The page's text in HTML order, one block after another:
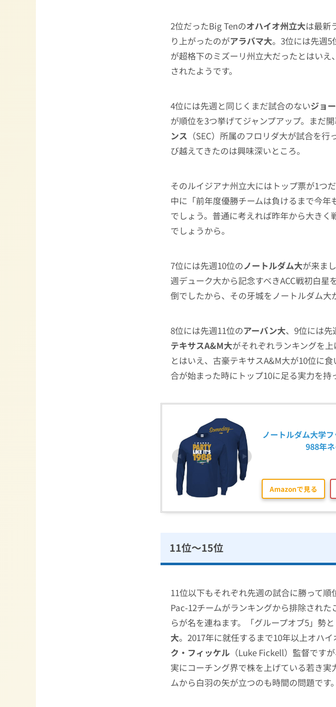
2位だったBig Tenのオハイオ州立大は最新
り上がったのがアラバマ大。3位には先週5
が超格下のミズーリ州立大だったとはい
されたようです。
4位には先週と同じくまだ試合のないジョ
が順位を3つ挙げてジャンプアップ。まだ
ンス （SEC）所属のフロリダ大が試合を行
び越えてきたのは興味深いところ。
そのルイジアナ州立大にはトップ票が1つ
中に「前年度優勝チームは負けるまで今
でしょう。普通に考えれば昨年から大き
でしょうから。
7位には先週10位のノートルダム大が来ま
週デューク大から記念すべきACC戦初白星
倒でしたから、その牙城をノートルダム大
8位には先週11位のアーバン大、9位には先
テキサスA&M大がそれぞれランキングを
とはいえ、古豪テキサスA&M大が10位に
合が始まった時にトップ10に足る実力を持
ノートルダム大学
988年
Amazonで見る
11位〜15位
11位以下もそれぞれ先週の試合に勝って
Pac-12チームがランキングから排除され
らが名を連ねます。「グループオブ5」勢
大。2017年に就任するまで10年以上オハ
ク・フィッケル （Luke Fickell）監督です
実にコーチング界で株を上げている若き
ムから白羽の矢が立つのも時間の問題です。